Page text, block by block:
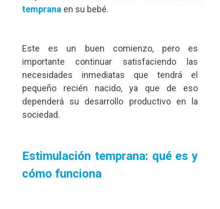
temprana en su bebé.
Este es un buen comienzo, pero es
importante continuar satisfaciendo las
necesidades inmediatas que tendrá el
pequeño recién nacido, ya que de eso
dependerá su desarrollo productivo en la
sociedad.
Estimulación temprana: qué es y
cómo funciona